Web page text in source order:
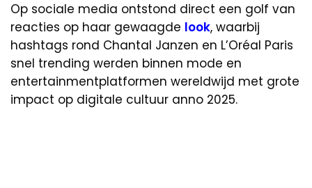
Op sociale media ontstond direct een golf van
reacties op haar gewaagde look, waarbij
hashtags rond Chantal Janzen en L’Oréal Paris
snel trending werden binnen mode en
entertainmentplatformen wereldwijd met grote
impact op digitale cultuur anno 2025.